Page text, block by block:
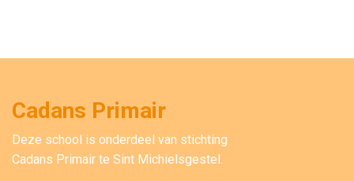
Cadans Primair
Deze school is onderdeel van stichting
Cadans Primair te Sint Michielsgestel.